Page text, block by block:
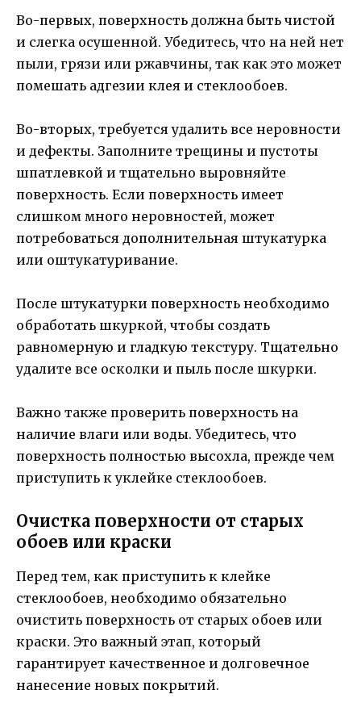
Во-первых, поверхность должна быть чистой
и слегка осушенной. Убедитесь, что на ней нет
пыли, грязи или ржавчины, так как это может
помешать адгезии клея и стеклообоев.
Во-вторых, требуется удалить все неровности
и дефекты. Заполните трещины и пустоты
шпатлевкой и тщательно выровняйте
поверхность. Если поверхность имеет
слишком много неровностей, может
потребоваться дополнительная штукатурка
или оштукатуривание.
После штукатурки поверхность необходимо
обработать шкуркой, чтобы создать
равномерную и гладкую текстуру. Тщательно
удалите все осколки и пыль после шкурки.
Важно также проверить поверхность на
наличие влаги или воды. Убедитесь, что
поверхность полностью высохла, прежде чем
приступить к уклейке стеклообоев.
Очистка поверхности от старых
обоев или краски
Перед тем, как приступить к клейке
стеклообоев, необходимо обязательно
очистить поверхность от старых обоев или
краски. Это важный этап, который
гарантирует качественное и долговечное
нанесение новых покрытий.